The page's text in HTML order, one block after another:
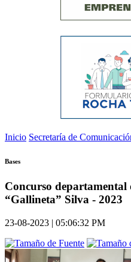
Inicio Secretaría de
Bases
Concurso departamental
“Gallineta” Silva - 2023
23-08-2023 | 05:06:32 PM